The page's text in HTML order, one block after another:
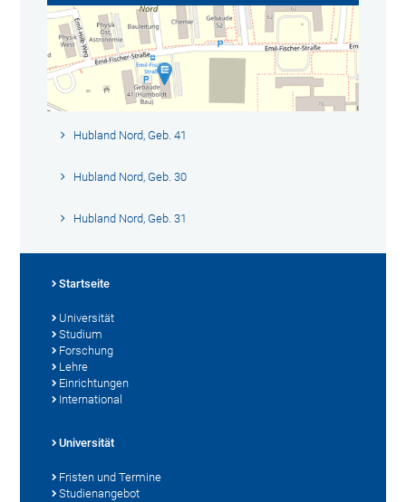
Hubland Nord, Geb. 41
Hubland Nord, Geb. 30
Hubland Nord, Geb. 31
Startseite
Universität
Studium
Forschung
Lehre
Einrichtungen
International
Universität
Fristen und Termine
Studienangebot